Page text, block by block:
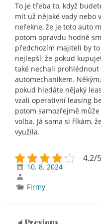
To je třeba to, když
mít už nějaké vady nebo
neřekne, že je toto auto
potom opravdu hodně
předchozím majiteli by
nejlepší, že pokud
také nechali
automechanikem.
pokud hledáte nějaký
vzali operativní leasing
potom samozřejmě
volba. Já sama si říkám,
využila.
4.2/
10. 8. 2024
Firmy